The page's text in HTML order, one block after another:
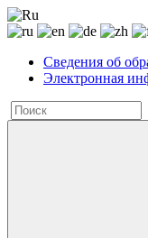
Сведения об
Электронная